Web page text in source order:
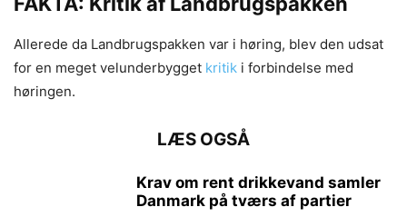
Allerede da Landbrugspakken var i høring, blev den udsat
for en meget velunderbygget kritik i forbindelse med
høringen.
LÆS OGSÅ
Krav om rent drikkevand samler
Danmark på tværs af partier